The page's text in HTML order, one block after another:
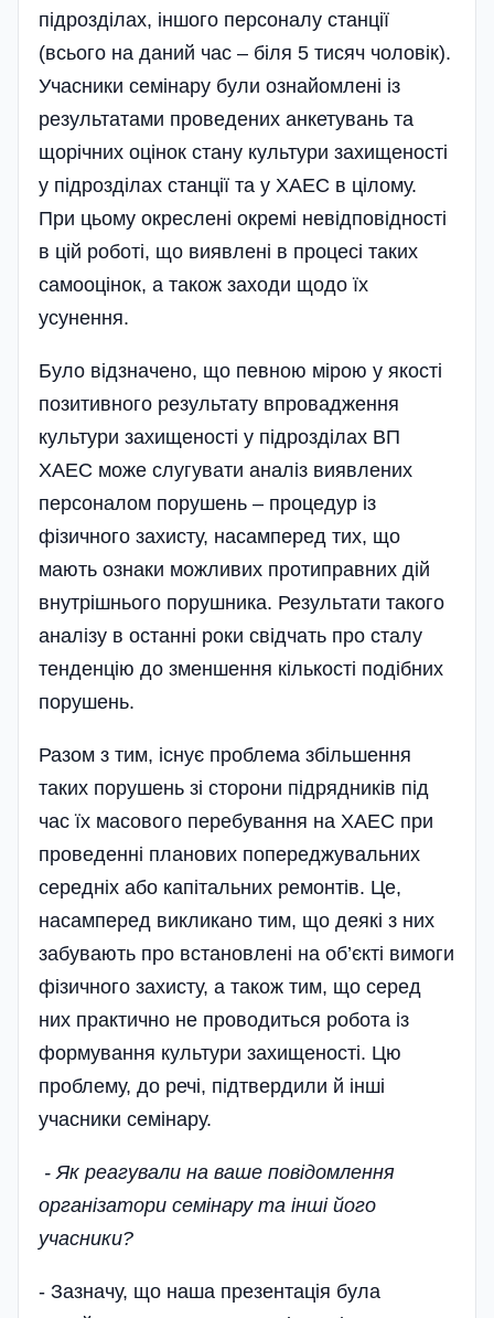
підрозділах, іншого персоналу станції
(всього на даний час – біля 5 тисяч чоловік).
Учасники семінару були ознайомлені із
результатами проведених анкетувань та
щорічних оцінок стану культури захищеності
у підрозді­лах станції та у ХАЕС в цілому.
При цьому окреслені окремі невідпові­дності
в цій роботі, що виявлені в процесі таких
самооцінок, а також заходи щодо їх
усунення.
Було відзначено, що певною мірою у якості
позитивного результату впровадження
культури захищеності у підрозділах ВП
ХАЕС може слугувати аналіз виявлених
персоналом порушень – процедур із
фізичного захисту, насамперед тих, що
мають ознаки можливих протиправних дій
внутрішнього порушника. Результати такого
аналізу в останні роки свідчать про сталу
тенденцію до зменшення кількості подібних
порушень.
Разом з тим, існує проблема збільшення
таких порушень зі сторони підрядників під
час їх масового перебування на ХАЕС при
проведенні планових попереджувальних
середніх або капітальних ремонтів. Це,
насамперед викликано тим, що деякі з них
забувають про встановлені на об’єкті вимоги
фізичного захисту, а також тим, що серед
них практично не проводиться робота із
формування культури захищеності. Цю
проблему, до речі, підтвердили й інші
учасники семінару.
- Як реагували на ваше повідомлення
організатори семінару та інші його
учасники?
- Зазначу, що наша презентація була